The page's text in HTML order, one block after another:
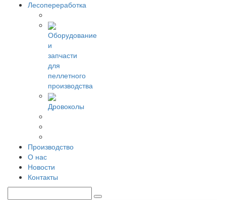
Лесопереработка
Оборудование
и
запчасти
для
пеллетного
производства
Дровоколы
Производство
О нас
Новости
Контакты